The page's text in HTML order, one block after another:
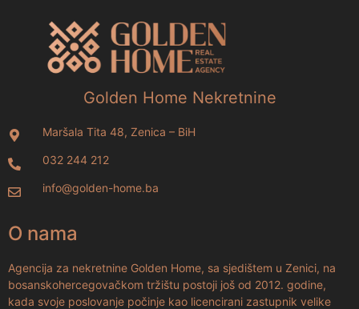
Golden Home Nekretnine
Maršala Tita 48, Zenica – BiH
032 244 212
info@golden-home.ba
O nama
Agencija za nekretnine Golden Home, sa sjedištem u Zenici, na
bosanskohercegovačkom tržištu postoji još od 2012. godine,
kada svoje poslovanje počinje kao licencirani zastupnik velike